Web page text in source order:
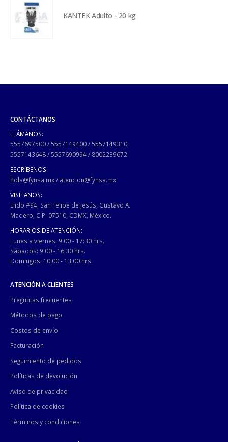
KANTEK Adulto - 20 kg
CONTÁCTANOS
LLÁMANOS:
5557697500/5557149400/5557149310
5557143648/5557690994/ 8002239672
ESCRÍBENOS
hola@fynsa.mx/ atencion@fynsa.mx
VISÍTANOS:
Ejido #94, San Felipe de Jesús, Gustavo A.
Madero, C.P. 07510, CDMX, México.
HORARIOS DE ATENCIÓN:
Lunes a viernes: 9:00 - 17:30 hrs.
Sábados: 9:00 - 16:30 hrs.
Domingos: 10:00 - 13:00 hrs.
ATENCIÓN A CLIENTES
Preguntas frecuentes
Métodos de pago
Costos de envío
Facturación
Seguimiento de pedidos
Políticas de devolución
Aviso de privacidad
Política de cookies
Términos y condiciones